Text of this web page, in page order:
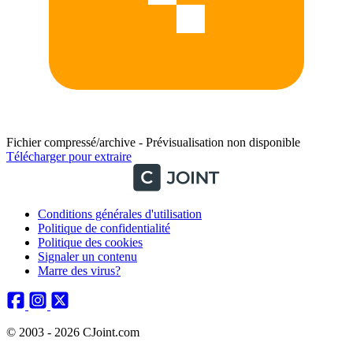
Fichier compressé/archive - Prévisualisation non disponible
Télécharger pour extraire
Conditions générales d'utilisation
Politique de confidentialité
Politique des cookies
Signaler un contenu
Marre des virus?
© 2003 - 2026 CJoint.com